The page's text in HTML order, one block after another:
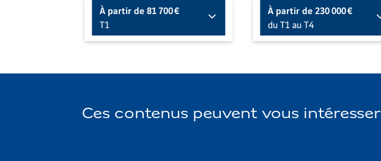
À partir de81 700 €
T1
À partir de230 000 €
du T1 au T4
Ces contenus peuvent vous intéresser